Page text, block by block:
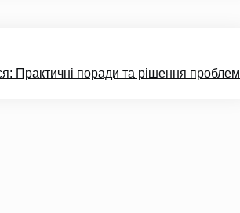
Практичні поради та рішення проблем